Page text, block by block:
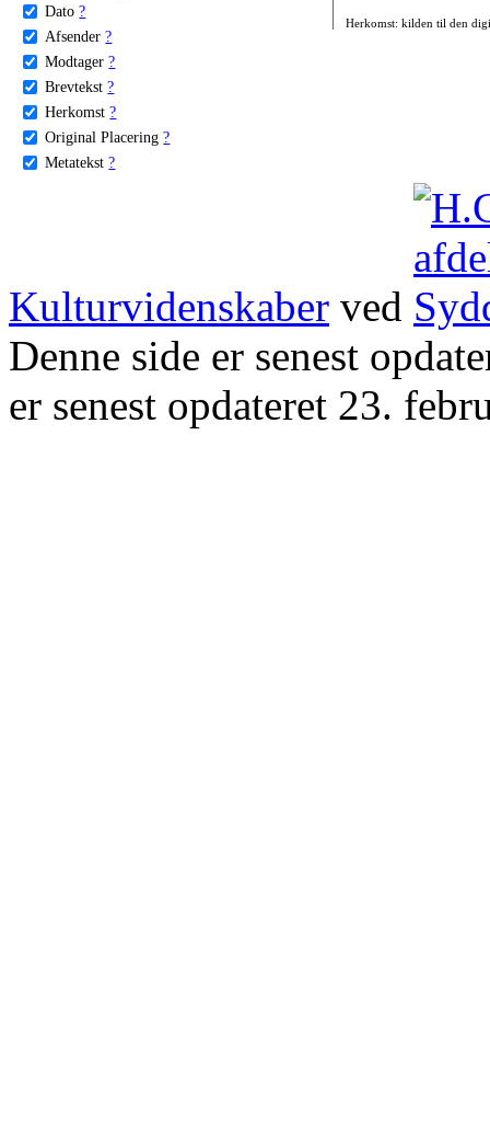
Dato ?
Afsender ?
Modtager ?
Brevtekst ?
Herkomst ?
Original Placering ?
Metatekst ?
Herkomst: kilden til den
Kulturvidenskaber ved
Denne side er senest
er senest opdateret 23.